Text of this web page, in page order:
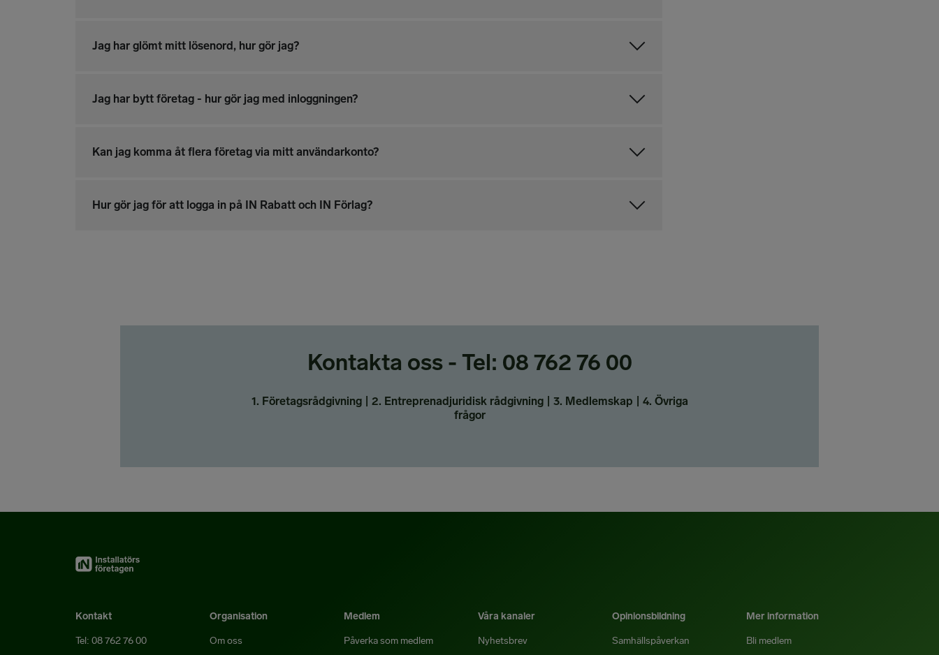
Jag har glömt mitt lösenord, hur gör jag?
Jag har bytt företag - hur gör jag med inloggningen?
Kan jag komma åt flera företag via mitt användarkonto?
Hur gör jag för att logga in på IN Rabatt och IN Förlag?
Kontakta oss - Tel: 08 762 76 00
1. Företagsrådgivning | 2. Entreprenadjuridisk rådgivning | 3. Medlemskap | 4. Övriga
frågor
Kontakt
Tel: 08 762 76 00
Organisation
Om oss
Medlem
Påverka som medlem
Våra kanaler
Nyhetsbrev
Opinionsbildning
Samhällspåverkan
Mer information
Bli medlem